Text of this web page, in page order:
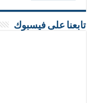
تابعنا على فيسبوك